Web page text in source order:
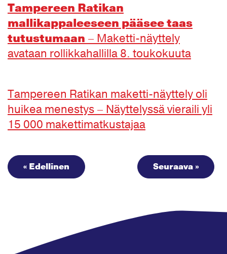
Tampereen Ratikan
mallikappaleeseen pääsee taas
tutustumaan – Maketti-näyttely
avataan rollikkahallilla 8. toukokuuta
Tampereen Ratikan maketti-näyttely oli
huikea menestys – Näyttelyssä vieraili yli
15 000 makettimatkustajaa
Seuraava »
« Edellinen